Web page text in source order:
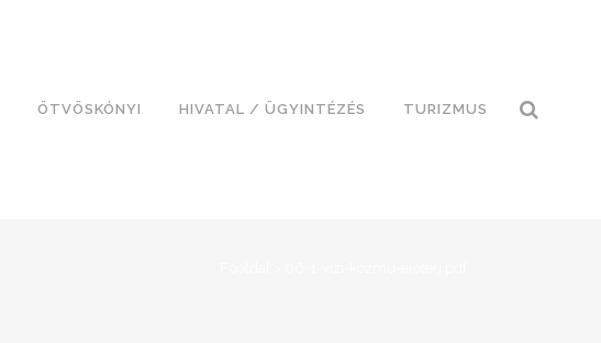
ÖTVÖSKÓNYI HIVATAL / ÜGYINTÉZÉS TURIZMUS